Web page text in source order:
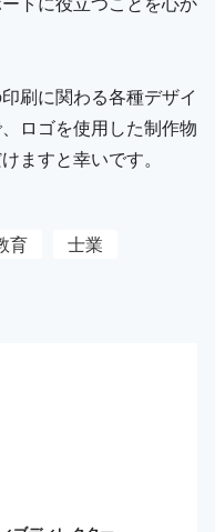
刷に関わる各種デザイ
ロゴを使用した制作物
ますと幸いです。
育
士業